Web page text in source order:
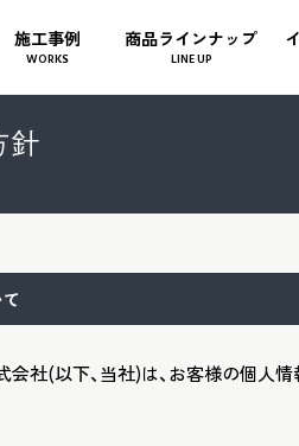
施工事例
WORKS
商品ラインナップ
LINE UP
社(以下、当社)は、お客様の個人